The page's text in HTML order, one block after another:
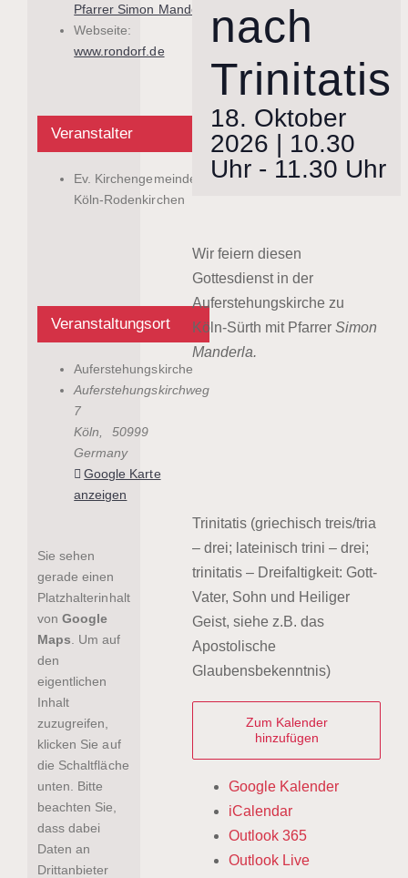
nach
Trinitatis
18. Oktober
2026 | 10.30
Uhr- 11.30 Uhr
Wir feiern diesen
Gottesdienst in der
Auferstehungskirche zu
Köln-Sürth mit PfarrerSimon
Manderla.
Trinitatis (griechisch treis/tria
– drei; lateinisch trini – drei;
trinitatis – Dreifaltigkeit: Gott-
Vater, Sohn und Heiliger
Geist, siehe z.B. das
Apostolische
Glaubensbekenntnis)
Zum Kalender
hinzufügen
Google Kalender
iCalendar
Outlook 365
Outlook Live
Pfarrer Simon Manderla
Webseite:
www.rondorf.de
Veranstalter
Ev. Kirchengemeinde
Köln-Rodenkirchen
Veranstaltungsort
Auferstehungskirche
Auferstehungskirchweg
7
Köln
50999
Germany
Google Karte
anzeigen
Sie sehen
gerade einen
Platzhalterinhalt
vonGoogle
Maps . Um auf
den
eigentlichen
Inhalt
zuzugreifen,
klicken Sie auf
die Schaltfläche
unten. Bitte
beachten Sie,
dass dabei
Daten an
Drittanbieter